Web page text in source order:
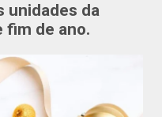
unidades da
fim de ano.